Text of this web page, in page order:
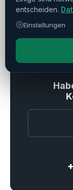
entscheiden.
Einstellungen